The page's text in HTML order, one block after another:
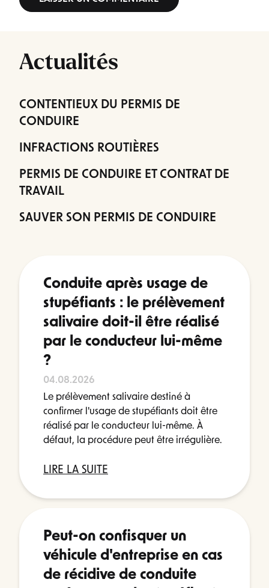
Actualités
CONTENTIEUX DU PERMIS DE
CONDUIRE
INFRACTIONS ROUTIÈRES
PERMIS DE CONDUIRE ET CONTRAT DE
TRAVAIL
SAUVER SON PERMIS DE CONDUIRE
Conduite après usage de
stupéfiants : le prélèvement
salivaire doit-il être réalisé
par le conducteur lui-même
?
04.08.2026
Le prélèvement salivaire destiné à
confirmer l'usage de stupéfiants doit être
réalisé par le conducteur lui-même. À
défaut, la procédure peut être irrégulière.
LIRE LA SUITE
Peut-on confisquer un
véhicule d'entreprise en cas
de récidive de conduite